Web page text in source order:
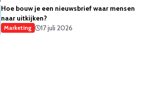
Hoe bouw je een nieuwsbrief waar mensen
naar uitkijken?
Marketing 17 juli 2026